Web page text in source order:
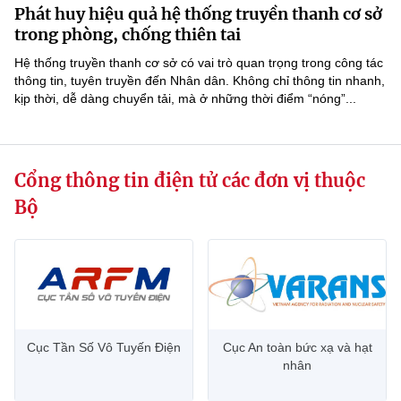
Sở Khoa học và Công nghệ
Chuyển đổi số
Bưu chính, Viễn thông
Năng lượng nguyên tử
Tin địa phương
Văn bản QPPL
Văn bản chỉ đạo điều hành
Lấy ý kiến người dân về dự thảo VBQPPL
MST IOFFICE
THỐNG KÊ
Khoa học và Công nghệ
Đổi mới sáng tạo
Chuyển đổi số
Sở hữu trí tuệ
Multimedia
Khác
Videos
Ảnh
Phát huy hiệu quả hệ thống truyền thanh cơ sở
trong phòng, chống thiên tai
Hệ thống truyền thanh cơ sở có vai trò quan trọng trong công tác
thông tin, tuyên truyền đến Nhân dân. Không chỉ thông tin nhanh,
kịp thời, dễ dàng chuyển tải, mà ở những thời điểm “nóng”...
Cổng thông tin điện tử các đơn vị thuộc
Bộ
Cục Tần Số Vô Tuyến Điện
Cục An toàn bức xạ và hạt
nhân